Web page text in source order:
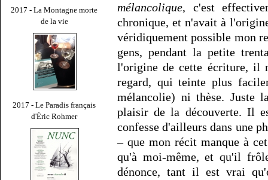
2017 - La Montagne morte
de la vie
2017 - Le Paradis français
d'Éric Rohmer
mélancolique, c'est
chronique, et n'avait à
véridiquement possible mon
gens, pendant la petite
l'origine de cette écriture, il
regard, qui teinte plus
mélancolie) ni thèse. Juste
plaisir de la découverte. Il
confesse d'ailleurs dans une
– que mon récit manque à
qu'à moi-même, et qu'il
dénonce, tant il est vrai